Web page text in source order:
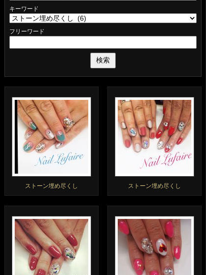
キーワード
フリーワード
ストーン埋め尽くし ストーン埋め尽くし